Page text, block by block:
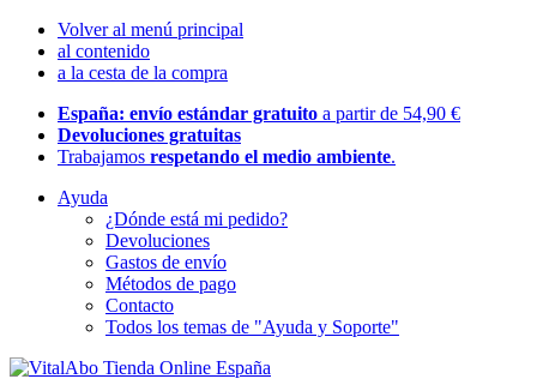
Volver al menú principal
al contenido
a la cesta de la compra
España: envío estándar gratuito a partir de 54,90 €
Devoluciones gratuitas
Trabajamos respetando el medio ambiente.
Ayuda
¿Dónde está mi pedido?
Devoluciones
Gastos de envío
Métodos de pago
Contacto
Todos los temas de "Ayuda y Soporte"